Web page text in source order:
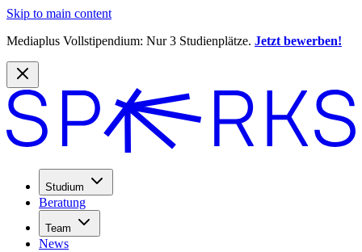
Skip to main content
Mediaplus Vollstipendium: Nur 3 Studienplätze. Jetzt bewerben!
Studium
Beratung
Team
News